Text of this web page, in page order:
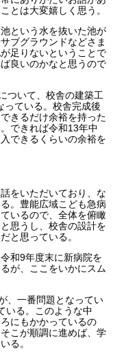
とは大変嬉しく思う。
という水を抜いた池が
ブグラウンドなどさま
足りないということで
良いのかなと思うので
ついて、校舎の建築工
っている。校舎完成後
きるだけ余裕を持った
できれば令和13年中
できるくらいの余裕を
をいただいており、な
。豊能広域こども急病
いるので、全体を俯瞰
思うし、校舎の設計を
と思っている。
和9年度末に新病院を
が、ここをいかにスム
、一番問題となってい
いる。このような中
にもかかっているの
こが順調に進めば、学
る。